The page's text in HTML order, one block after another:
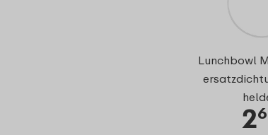
Lunchbowl
2